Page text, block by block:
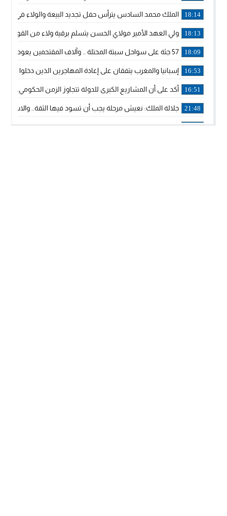
18:14 الملك محمد السادس يترأس حفل تجديد البيعة والولاء في
18:13 ولي العهد الأمير مولاي الحسن يتسلم برقية ولاء من القوات
18:09 57 جثة على سواحل سبتة المحتلة .. وآلاف المقتحمين يعودون إلى المغرب
16:53 إسبانيا والمغرب يتفقان على إعادة المهاجرين الذين دخلوا سبتة
16:51 أكد على أن المشاريع الكبرى للدولة تتجاوز الزمن الحكومي..
21:48 جلالة الملك: نعيش مرحلة يجب أن تسود فيها الثقة..